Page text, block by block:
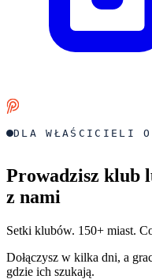
DLA WŁAŚCICIELI
Prowadzisz klub
z nami
Setki klubów. 150+ miast.
Dołączysz w kilka dni, a
gdzie ich szukają.